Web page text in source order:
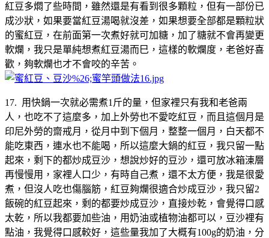
紅豆多燜了些時間，雖然還是有看到很多顆粒，但有一部份已
成沙狀，如果要當紅豆湯喝就沒差，如果想要全部都是顆粒狀
的蜜紅豆，在前面第一次煮好就可加糖，加了糖就不會再變更
軟爛，我只是單純想煮紅豆湯而巳，這樣的軟爛度，老爸好喜
歡，夠軟爛也才不會咬的辛苦。
17. 用快鍋一次就必需煮1斤的量，但家裡只有我和老爸兩
人，也吃不了這麼多，加上外勞也不愛吃紅豆，而且這個月是
印尼外勞的齋戒月，從月中到下個月，整整一個月，白天都不
能吃東西，連水也不能喝，所以這麼大鍋的紅豆，我只留一點
起來，剩下的都炒成豆沙，想說炒好的豆沙，還可放冰箱涷層
再慢慢用，家裡人口少，有時自己煮，還不太方便，我是很愛
煮，但沒人吃也傷腦筋，紅豆夠爛很適合炒成豆沙，我只留2
飯碗的紅豆起來，剩的都要炒成豆沙，直接炒乾，會覺得口感
太乾，所以我都要加些油，用奶油或植物油都可以，豆沙裡有
點油，我覺得口感較好，這些量我加了大概有100g的奶油，分